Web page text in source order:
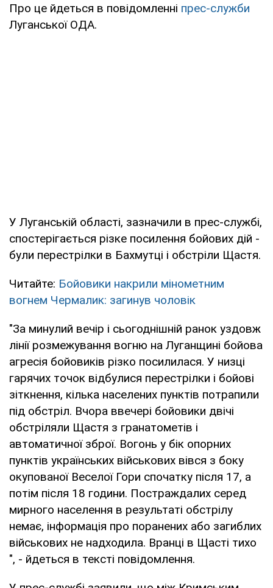
Про це йдеться в повідомленні прес-служби
Луганської ОДА.
У Луганській області, зазначили в прес-службі,
спостерігається різке посилення бойових дій -
були перестрілки в Бахмутці і обстріли Щастя.
Читайте: Бойовики накрили мінометним
вогнем Чермалик: загинув чоловік
"За минулий вечір і сьогоднішній ранок уздовж
лінії розмежування вогню на Луганщині бойова
агресія бойовиків різко посилилася. У низці
гарячих точок відбулися перестрілки і бойові
зіткнення, кілька населених пунктів потрапили
під обстріл. Вчора ввечері бойовики двічі
обстріляли Щастя з гранатометів і
автоматичної зброї. Вогонь у бік опорних
пунктів українських військових вівся з боку
окупованої Веселої Гори спочатку після 17, а
потім після 18 години. Постраждалих серед
мирного населення в результаті обстрілу
немає, інформація про поранених або загиблих
військових не надходила. Вранці в Щасті тихо
", - йдеться в тексті повідомлення.